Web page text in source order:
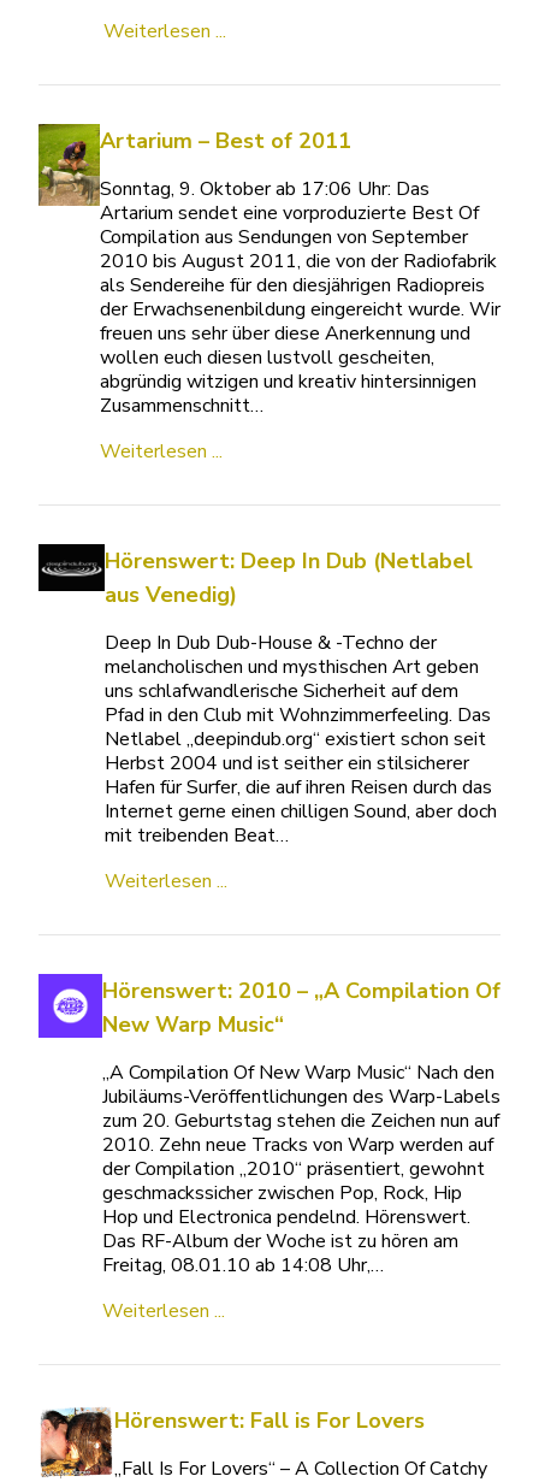
Weiterlesen ...
Artarium – Best of 2011
Sonntag, 9. Oktober ab 17:06 Uhr: Das
Artarium sendet eine vorproduzierte Best Of
Compilation aus Sendungen von September
2010 bis August 2011, die von der Radiofabrik
als Sendereihe für den diesjährigen Radiopreis
der Erwachsenenbildung eingereicht wurde. Wir
freuen uns sehr über diese Anerkennung und
wollen euch diesen lustvoll gescheiten,
abgründig witzigen und kreativ hintersinnigen
Zusammenschnitt…
Weiterlesen ...
Hörenswert: Deep In Dub (Netlabel
aus Venedig)
Deep In Dub Dub-House & -Techno der
melancholischen und mysthischen Art geben
uns schlafwandlerische Sicherheit auf dem
Pfad in den Club mit Wohnzimmerfeeling. Das
Netlabel „deepindub.org“ existiert schon seit
Herbst 2004 und ist seither ein stilsicherer
Hafen für Surfer, die auf ihren Reisen durch das
Internet gerne einen chilligen Sound, aber doch
mit treibenden Beat…
Weiterlesen ...
Hörenswert: 2010 – „A Compilation Of
New Warp Music“
„A Compilation Of New Warp Music“ Nach den
Jubiläums-Veröffentlichungen des Warp-Labels
zum 20. Geburtstag stehen die Zeichen nun auf
2010. Zehn neue Tracks von Warp werden auf
der Compilation „2010“ präsentiert, gewohnt
geschmackssicher zwischen Pop, Rock, Hip
Hop und Electronica pendelnd. Hörenswert.
Das RF-Album der Woche ist zu hören am
Freitag, 08.01.10 ab 14:08 Uhr,…
Weiterlesen ...
Hörenswert: Fall is For Lovers
„Fall Is For Lovers“ – A Collection Of Catchy